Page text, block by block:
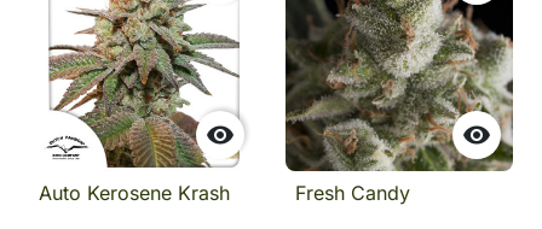

Auto Kerosene Krash

Fresh Candy